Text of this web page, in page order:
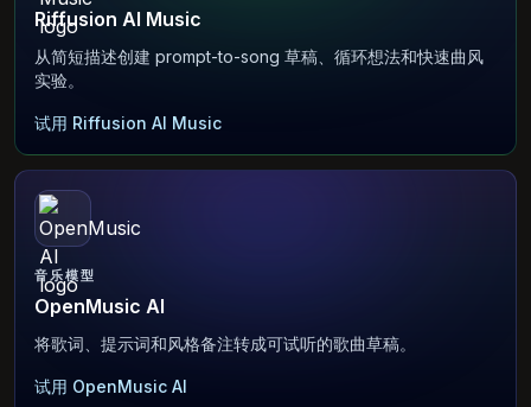
Riffusion AI Music
从简短描述创建 prompt-to-song 草稿、循环想法和快速曲风
实验。
试用 Riffusion AI Music
音乐模型
OpenMusic AI
将歌词、提示词和风格备注转成可试听的歌曲草稿。
试用 OpenMusic AI